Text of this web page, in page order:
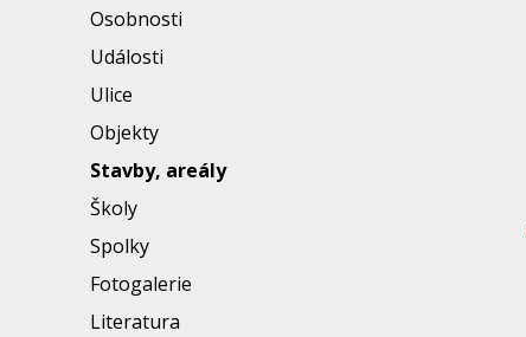
Osobnosti
Události
Ulice
Objekty
Stavby, areály
Školy
Spolky
Fotogalerie
Literatura